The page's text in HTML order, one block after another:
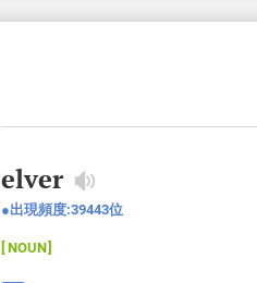
elver
出現頻度:39443位
NOUN